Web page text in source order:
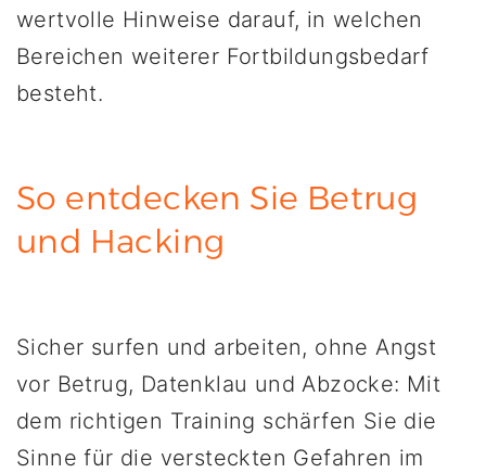
wertvolle Hinweise darauf, in welchen
Bereichen weiterer Fortbildungsbedarf
besteht.
So entdecken Sie Betrug
und Hacking
Sicher surfen und arbeiten, ohne Angst
vor Betrug, Datenklau und Abzocke: Mit
dem richtigen Training schärfen Sie die
Sinne für die versteckten Gefahren im